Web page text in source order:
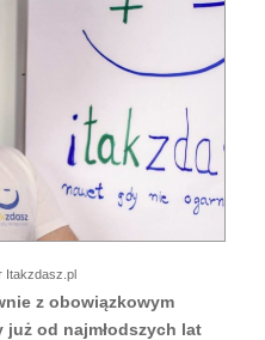
Itakzdasz.pl
z obowiązkowym
już od najmłodszych lat